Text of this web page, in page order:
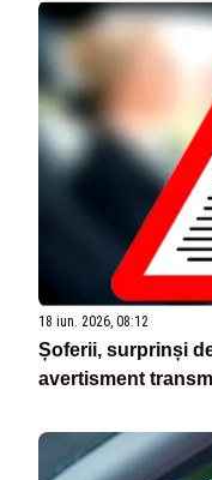
18 iun. 2026, 08:12
Șoferii, surprinși
avertisment